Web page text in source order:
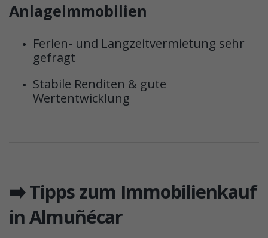
Anlageimmobilien
Ferien- und Langzeitvermietung sehr
gefragt
Stabile Renditen & gute
Wertentwicklung
➡️ Tipps zum Immobilienkauf
in Almuñécar